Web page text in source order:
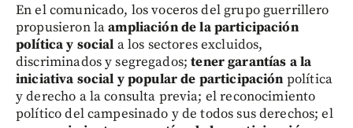
En el comunicado, los voceros del grupo guerrillero
propusieron laampliación de la participación
política y social a los sectores excluidos,
discriminados y segregados;tener garantías a la
iniciativa social y popular de participación política
y derecho a la consulta previa; el reconocimiento
político del campesinado y de todos sus derechos; el